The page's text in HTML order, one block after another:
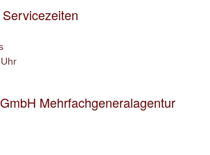
Mehrfachgeneralagentur